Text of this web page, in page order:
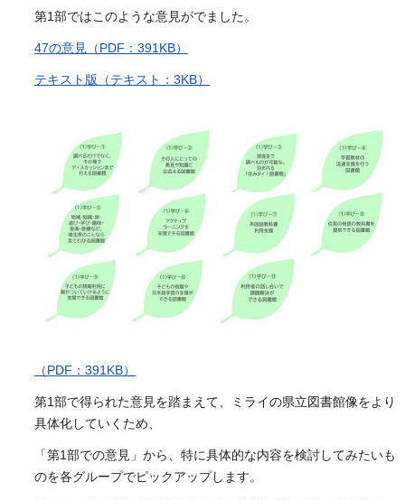
第1部ではこのような意見がでました。
47の意見（PDF：391KB）
テキスト版（テキスト：3KB）
（PDF：391KB）
第1部で得られた意見を踏まえて、ミライの県立図書館像をより
具体化していくため、
「第1部での意見」から、特に具体的な内容を検討してみたいも
のを各グループでピックアップします。